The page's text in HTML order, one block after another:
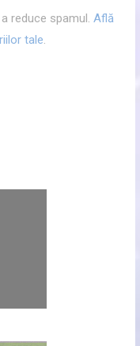
reduce spamul. Află
tale.